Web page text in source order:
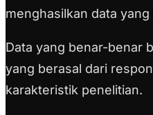
menghasilkan data
Data yang benar-benar
yang berasal dari
karakteristik penelitian.